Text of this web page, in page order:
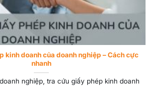
kinh doanh của doanh nghiệp – Cách cực
nhanh
nghiệp, tra cứu giấy phép kinh doanh